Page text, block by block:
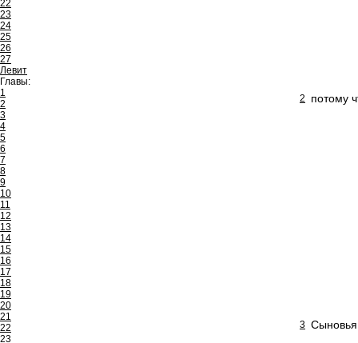
22
23
24
25
26
27
Левит
Главы:
1
2
3
4
5
6
7
8
9
10
11
12
13
14
15
16
17
18
19
20
21
22
23
2 потому
3